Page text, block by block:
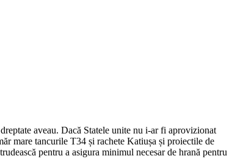
aveau. Dacă Statele unite nu i-ar fi aprovizionat
mare tancurile T34 și rachete Katiușa și proiectile de
pentru a asigura minimul necesar de hrană pentru